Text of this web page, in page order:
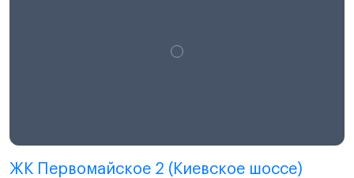
ЖК Первомайское 2 (Киевское шоссе)